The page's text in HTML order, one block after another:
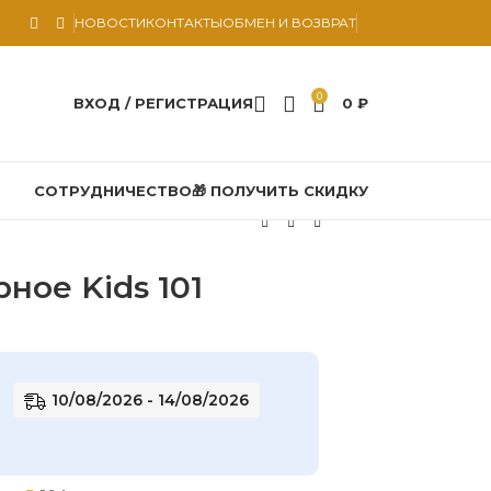
НОВОСТИКОНТАКТЫОБМЕН И ВОЗВРАТ
ВХОД / РЕГИСТРАЦИЯ 0 0 ₽
СОТРУДНИЧЕСТВО🎁 ПОЛУЧИТЬ СКИДКУ
Kids 101
10/08/2026 - 14/08/2026